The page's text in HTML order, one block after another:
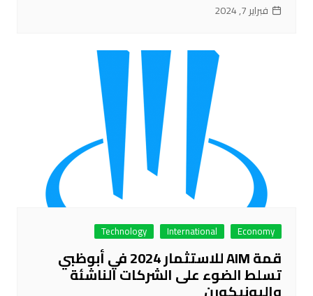
فبراير 7, 2024
Economy
International
Technology
قمة AIM للاستثمار 2024 في أبوظبي
تسلط الضوء على الشركات الناشئة